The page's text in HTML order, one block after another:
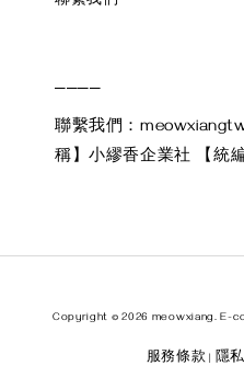
聯繫我們：
稱】小繆香企業社 【統
Copyright © 2026 meowxiang. E-
服務條款 隱